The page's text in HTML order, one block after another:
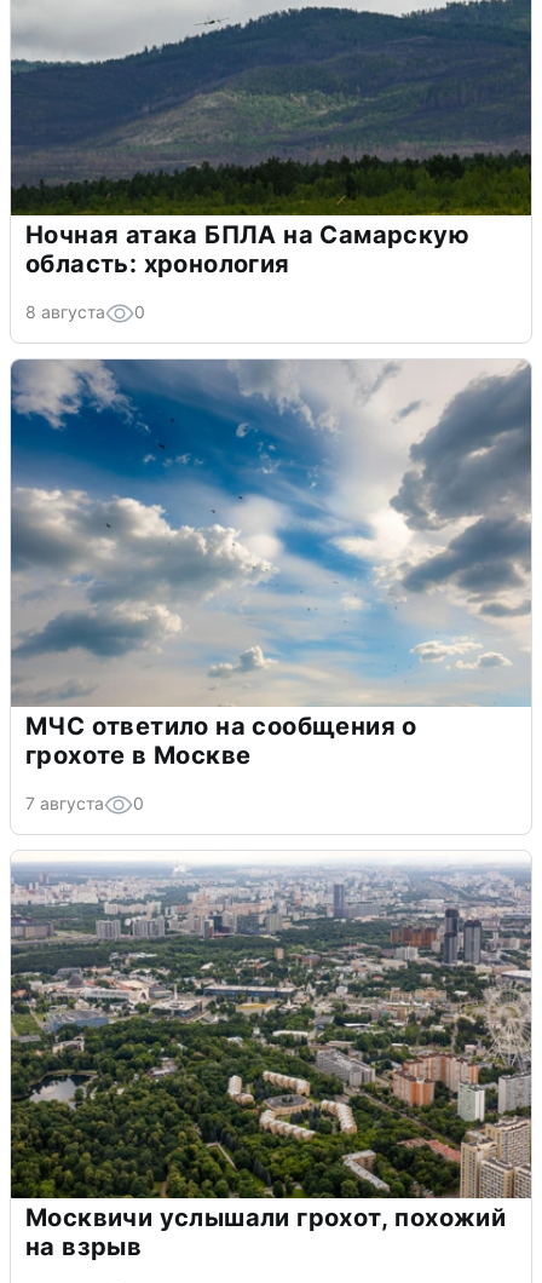
Ночная атака БПЛА на Самарскую
область: хронология
8 августа 0
МЧС ответило на сообщения о
грохоте в Москве
7 августа 0
Москвичи услышали грохот, похожий
на взрыв